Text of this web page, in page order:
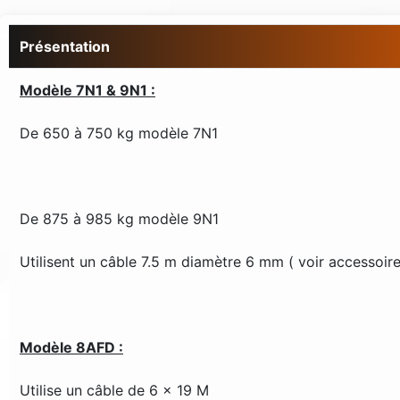
Présentation
Modèle 7N1 & 9N1 :
De 650 à 750 kg modèle 7N1
De 875 à 985 kg modèle 9N1
Utilisent un câble 7.5 m diamètre 6 mm ( voir
Modèle 8AFD :
Utilise un câble de 6 x 19 M